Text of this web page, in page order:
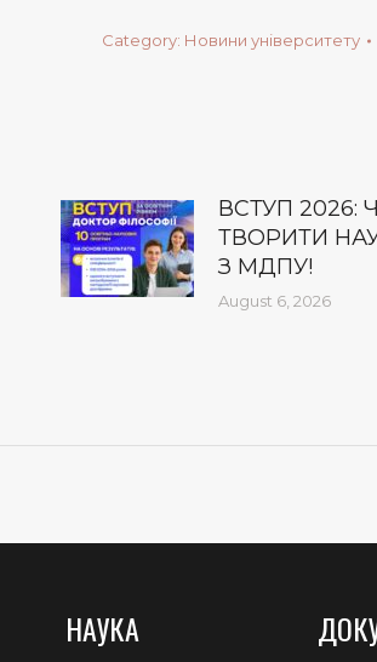
Category: Новини університету
ВСТУП 2026:
ТВОРИТИ
З МДПУ!
August 6, 2026
НАУКА